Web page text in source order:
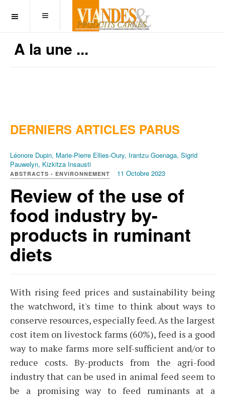
OFF CANVAS
A la une ...
DERNIERS ARTICLES PARUS
Léonore Dupin, Marie-Pierre Ellies-Oury, Irantzu Goenaga, Sigrid
Pauwelyn, Kizkitza Insausti
ABSTRACTS - ENVIRONNEMENT 11 Octobre 2023
Review of the use of
food industry by-
products in ruminant
diets
With rising feed prices and sustainability being
the watchword, it's time to think about ways to
conserve resources, especially feed. As the largest
cost item on livestock farms (60%), feed is a good
way to make farms more self-sufficient and/or to
reduce costs. By-products from the agri-food
industry that can be used in animal feed seem to
be a promising way to feed ruminants at a